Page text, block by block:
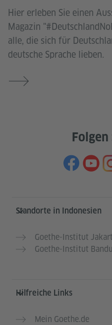
Hier erleben Sie einen
Magazin
alle, die sich für
deutsche Sprache lieben.
Folgen
Service- und
Standorte in Indonesien
Goethe-Institut
Goethe-Institut
Hilfreiche Links
Mein Goethe.de